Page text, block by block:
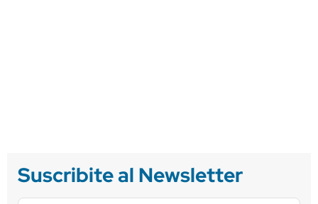
Suscribite al Newsletter